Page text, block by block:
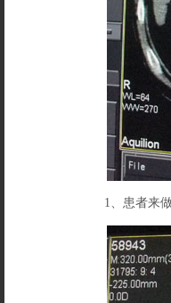
1、患者来